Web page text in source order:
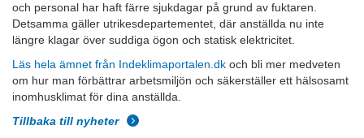
och personal har haft färre sjukdagar på grund av fuktaren.
Detsamma gäller utrikesdepartementet, där anställda nu inte
längre klagar över suddiga ögon och statisk elektricitet.
Läs hela ämnet från Indeklimaportalen.dk och bli mer medveten
om hur man förbättrar arbetsmiljön och säkerställer ett hälsosamt
inomhusklimat för dina anställda.
Tillbaka till nyheter